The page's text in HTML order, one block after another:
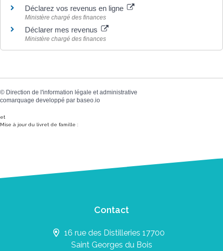
Déclarez vos revenus en ligne
Ministère chargé des finances
Déclarer mes revenus
Ministère chargé des finances
© Direction de l'information légale et administrative
comarquage developpé par baseo.io
et
Mise à jour du livret de famille :
Contact
16 rue des Distilleries 17700
Saint Georges du Bois